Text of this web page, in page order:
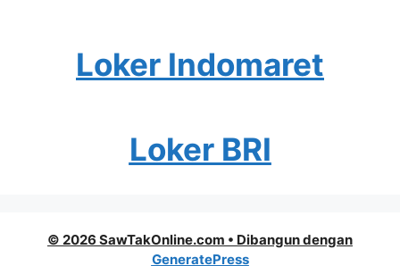
Loker Indomaret
Loker BRI
© 2026 SawTakOnline.com • Dibangun dengan
GeneratePress